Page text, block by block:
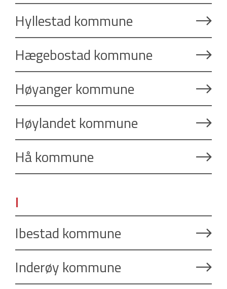
Hyllestad kommune
Hægebostad kommune
Høyanger kommune
Høylandet kommune
Hå kommune
I
Ibestad kommune
Inderøy kommune